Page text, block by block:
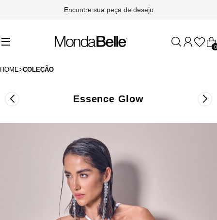
FRETE GRÁTIS - Acima de R$ 999,90
0
HOME>COLEÇÃO
Essence Glow